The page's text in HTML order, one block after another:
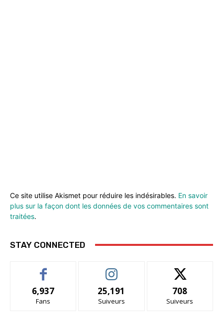
Ce site utilise Akismet pour réduire les indésirables. En savoir
plus sur la façon dont les données de vos commentaires sont
traitées.
STAY CONNECTED
6,937
Fans
25,191
Suiveurs
708
Suiveurs